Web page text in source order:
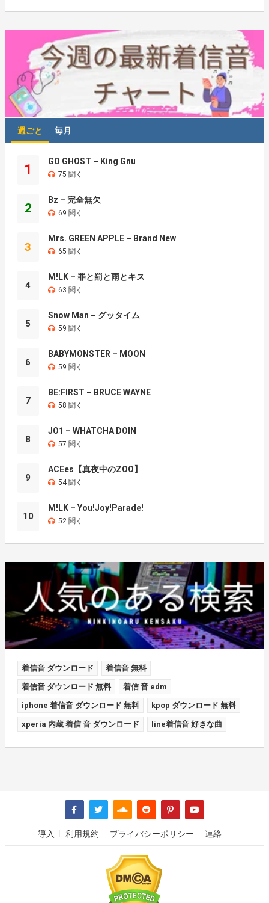
週ごと 毎月
1
GO GHOST – King Gnu
75 聞く
2
Bz – 完全無欠
69 聞く
3
Mrs. GREEN APPLE – Brand New
65 聞く
4
M!LK – 罪と罰と雨とキス
63 聞く
5
Snow Man – グッタイム
59 聞く
6
BABYMONSTER – MOON
59 聞く
7
BE:FIRST – BRUCE WAYNE
58 聞く
8
JO1 – WHATCHA DOIN
57 聞く
9
ACEes【真夜中のZOO】
54 聞く
10
M!LK – You!Joy!Parade!
52 聞く
着信音 ダウンロード 着信音 無料
着信音 ダウンロード 無料 着信 音 edm
iphone 着信音 ダウンロード 無料 kpop ダウンロード 無料
xperia 内蔵 着信 音 ダウンロード line着信音 好きな曲
導入 利用規約 プライバシーポリシー 連絡